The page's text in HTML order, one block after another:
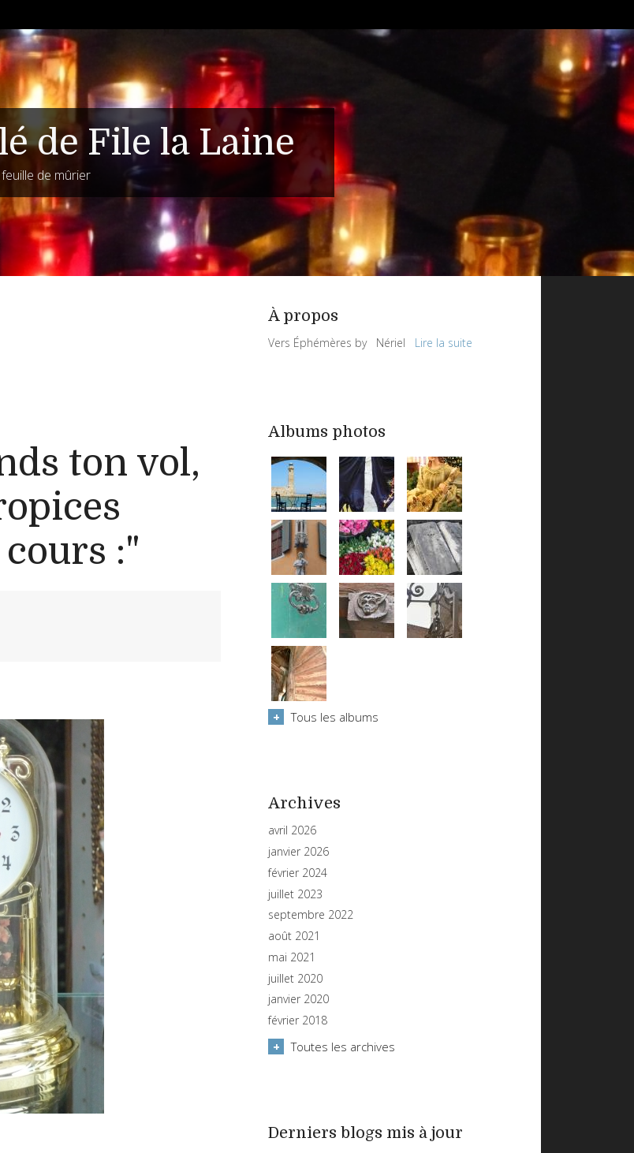
de File la Laine
de mûrier
ton vol,
:"
À propos
Vers Éphémères by Nériel Lire la suite
Albums photos
Tous les albums
Archives
avril 2026
janvier 2026
février 2024
juillet 2023
septembre 2022
août 2021
mai 2021
juillet 2020
janvier 2020
février 2018
Toutes les archives
Derniers blogs mis à jour